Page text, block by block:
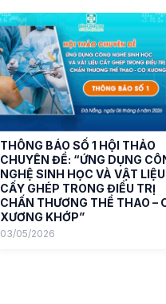
THÔNG BÁO SỐ 1 HỘI THẢO
CHUYÊN ĐỀ: “ỨNG DỤNG
NGHỆ SINH HỌC VÀ VẬT LIỆU
CẤY GHÉP TRONG ĐIỀU TRỊ
CHẤN THƯƠNG THỂ THAO –
XƯƠNG KHỚP”
03/05/2026